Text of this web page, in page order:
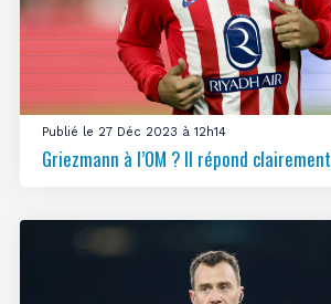
Publié le 27 Déc 2023 à 12h14
Griezmann à l’OM ? Il répond clairement